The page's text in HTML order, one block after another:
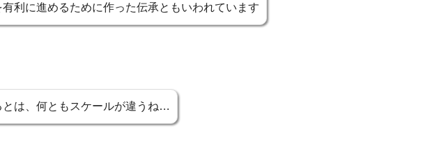
利に進めるために作った伝承ともいわれています
とは、何ともスケールが違うね…